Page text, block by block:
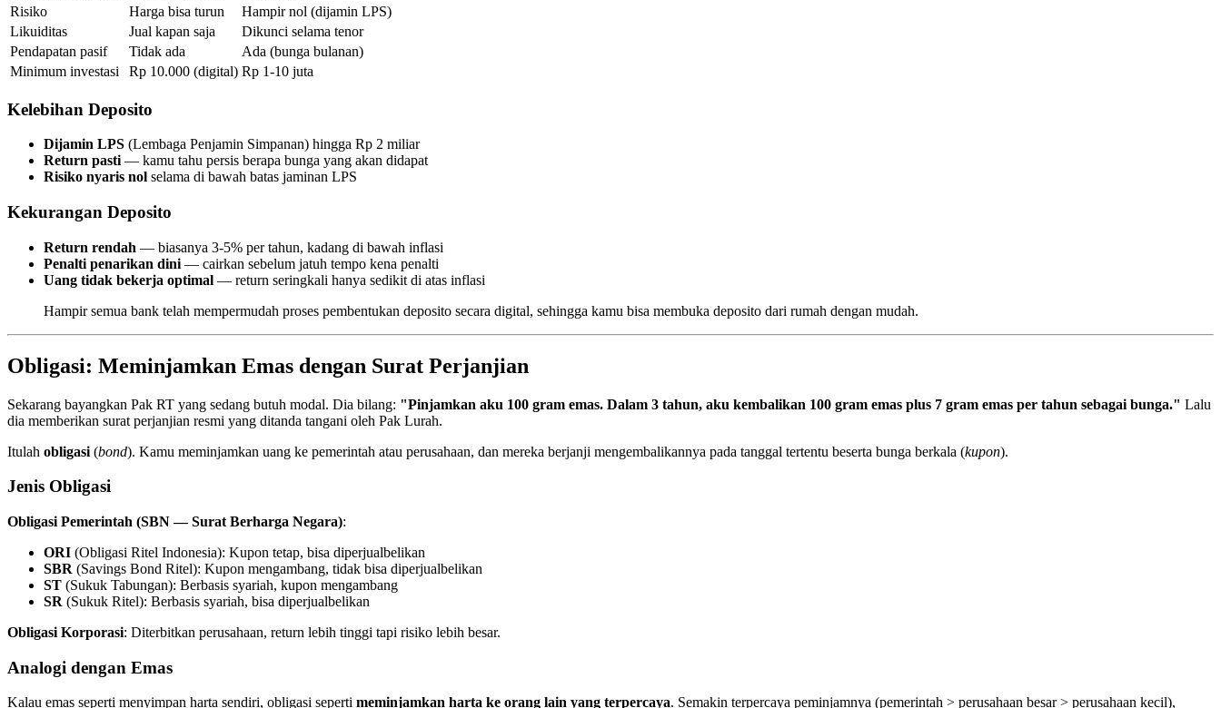
Risiko
Harga bisa turun
Hampir nol (dijamin LPS)
Likuiditas
Jual kapan saja
Dikunci selama tenor
Pendapatan pasif
Tidak ada
Ada (bunga bulanan)
Minimum investasi
Rp 10.000 (digital) Rp 1-10 juta
Kelebihan Deposito
Dijamin LPS (Lembaga Penjamin Simpanan) hingga Rp 2 miliar
Return pasti — kamu tahu persis berapa bunga yang akan didapat
Risiko nyaris nol selama di bawah batas jaminan LPS
Kekurangan Deposito
Return rendah — biasanya 3-5% per tahun, kadang di bawah inflasi
Penalti penarikan dini — cairkan sebelum jatuh tempo kena penalti
Uang tidak bekerja optimal — return seringkali hanya sedikit di atas inflasi
Hampir semua bank telah mempermudah proses pembentukan deposito secara digital, sehingga kamu bisa membuka deposito dari rumah dengan mudah.
Obligasi: Meminjamkan Emas dengan Surat Perjanjian
Sekarang bayangkan Pak RT yang sedang butuh modal. Dia bilang: "Pinjamkan aku 100 gram emas. Dalam 3 tahun, aku kembalikan 100 gram emas plus 7 gram emas per tahun sebagai bunga." Lalu
dia memberikan surat perjanjian resmi yang ditanda tangani oleh Pak Lurah.
Itulah obligasi (bond). Kamu meminjamkan uang ke pemerintah atau perusahaan, dan mereka berjanji mengembalikannya pada tanggal tertentu beserta bunga berkala (kupon).
Jenis Obligasi
Obligasi Pemerintah (SBN — Surat Berharga Negara):
ORI (Obligasi Ritel Indonesia): Kupon tetap, bisa diperjualbelikan
SBR (Savings Bond Ritel): Kupon mengambang, tidak bisa diperjualbelikan
ST (Sukuk Tabungan): Berbasis syariah, kupon mengambang
SR (Sukuk Ritel): Berbasis syariah, bisa diperjualbelikan
Obligasi Korporasi: Diterbitkan perusahaan, return lebih tinggi tapi risiko lebih besar.
Analogi dengan Emas
Kalau emas seperti menyimpan harta sendiri, obligasi seperti meminjamkan harta ke orang lain yang terpercaya. Semakin terpercaya peminjamnya (pemerintah > perusahaan besar > perusahaan kecil),